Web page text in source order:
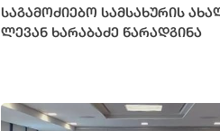
საგამოძიებო სამსახურის
ლევან ხარაბაძე წარადგინა